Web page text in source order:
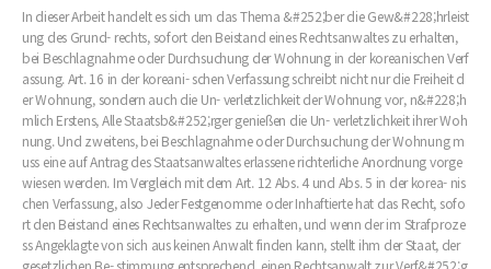
어야 할 것이다. 앞으로의 헌법 개정에 있어서 이에 대한 보다 명시적인 헌법적 규정화
를 통해 주거의 자유의 실질적 보장을 실현해야 할 것이다.
In dieser Arbeit handelt es sich um das Thema &#252;ber die Gew&#228;hrleist
ung des Grund- rechts, sofort den Beistand eines Rechtsanwaltes zu erhalten,
bei Beschlagnahme oder Durchsuchung der Wohnung in der koreanischen Verf
assung. Art. 16 in der koreani- schen Verfassung schreibt nicht nur die Freiheit d
er Wohnung, sondern auch die Un- verletzlichkeit der Wohnung vor, n&#228;h
mlich Erstens, Alle Staatsb&#252;rger genießen die Un- verletzlichkeit ihrer Woh
nung. Und zweitens, bei Beschlagnahme oder Durchsuchung der Wohnung m
uss eine auf Antrag des Staatsanwaltes erlassene richterliche Anordnung vorge
wiesen werden. Im Vergleich mit dem Art. 12 Abs. 4 und Abs. 5 in der korea- nis
chen Verfassung, also Jeder Festgenomme oder Inhaftierte hat das Recht, sofo
rt den Beistand eines Rechtsanwaltes zu erhalten, und wenn der im Strafproze
ss Angeklagte von sich aus keinen Anwalt finden kann, stellt ihm der Staat, der